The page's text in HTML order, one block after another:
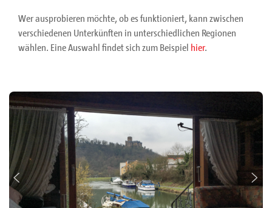
Wer ausprobieren möchte, ob es funktioniert, kann zwischen
verschiedenen Unterkünften in unterschiedlichen Regionen
wählen. Eine Auswahl findet sich zum Beispiel hier.